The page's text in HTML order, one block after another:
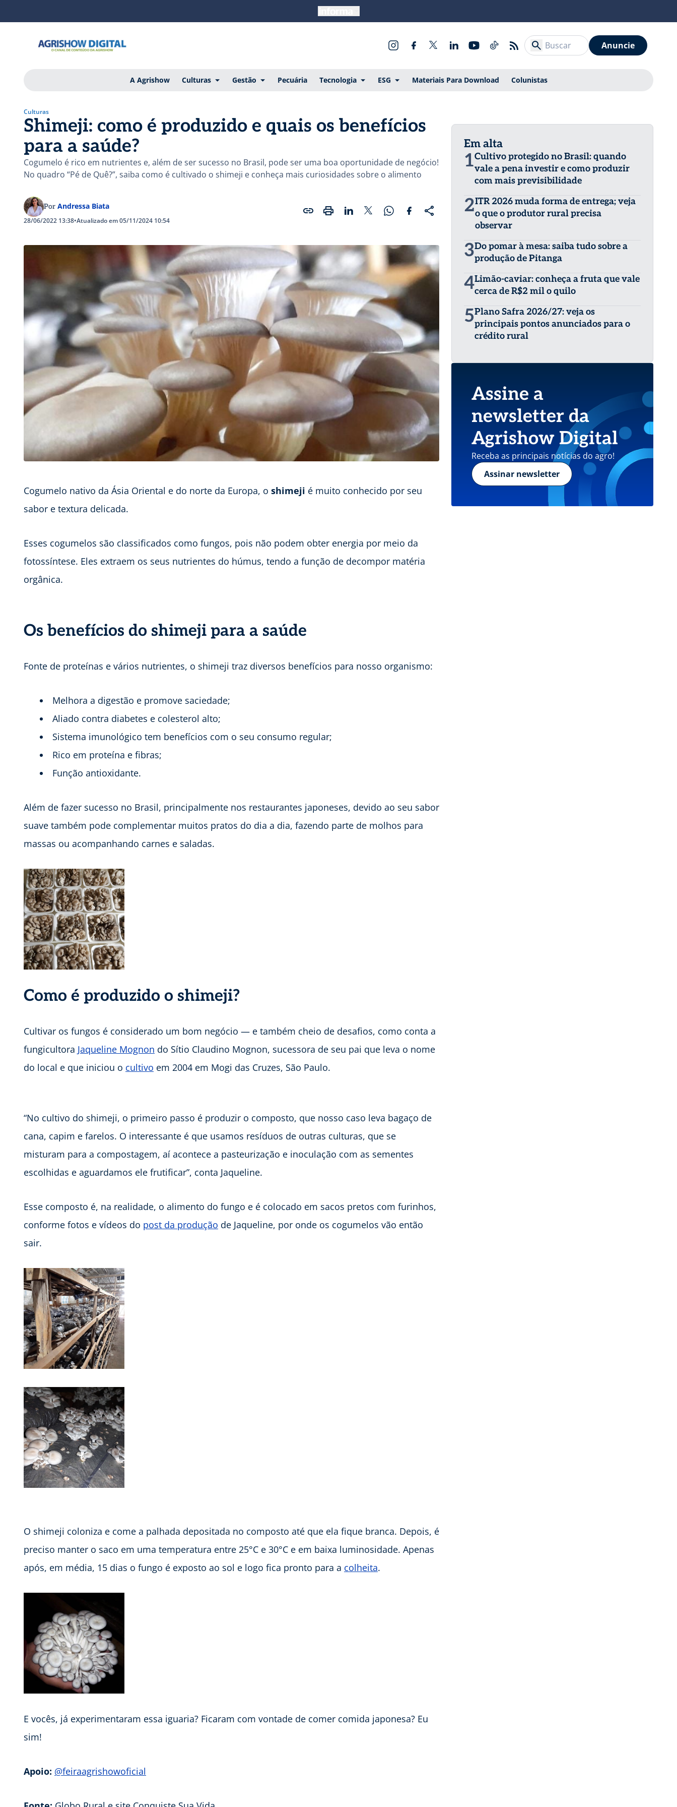
Anuncie
A Agrishow Culturas Gestão Pecuária Tecnologia ESG Materiais Para Download Colunistas
Culturas
Shimeji: como é produzido e quais os benefícios
para a saúde?
Cogumelo é rico em nutrientes e, além de ser sucesso no Brasil, pode ser uma boa oportunidade de negócio!
No quadro “Pé de Quê?”, saiba como é cultivado o shimeji e conheça mais curiosidades sobre o alimento
Por Andressa Biata
28/06/2022 13:38•Atualizado em 05/11/2024 10:54
Cogumelo nativo da Ásia Oriental e do norte da Europa, o shimeji é muito conhecido por seu
sabor e textura delicada.
Esses cogumelos são classificados como fungos, pois não podem obter energia por meio da
fotossíntese. Eles extraem os seus nutrientes do húmus, tendo a função de decompor matéria
orgânica.
Os benefícios do shimeji para a saúde
Fonte de proteínas e vários nutrientes, o shimeji traz diversos benefícios para nosso organismo:
Melhora a digestão e promove saciedade;
Aliado contra diabetes e colesterol alto;
Sistema imunológico tem benefícios com o seu consumo regular;
Rico em proteína e fibras;
Função antioxidante.
Além de fazer sucesso no Brasil, principalmente nos restaurantes japoneses, devido ao seu sabor
suave também pode complementar muitos pratos do dia a dia, fazendo parte de molhos para
massas ou acompanhando carnes e saladas.
Como é produzido o shimeji?
Cultivar os fungos é considerado um bom negócio — e também cheio de desafios, como conta a
fungicultora Jaqueline Mognon do Sítio Claudino Mognon, sucessora de seu pai que leva o nome
do local e que iniciou o cultivo em 2004 em Mogi das Cruzes, São Paulo.
“No cultivo do shimeji, o primeiro passo é produzir o composto, que nosso caso leva bagaço de
cana, capim e farelos. O interessante é que usamos resíduos de outras culturas, que se
misturam para a compostagem, aí acontece a pasteurização e inoculação com as sementes
escolhidas e aguardamos ele frutificar”, conta Jaqueline.
Esse composto é, na realidade, o alimento do fungo e é colocado em sacos pretos com furinhos,
conforme fotos e vídeos do post da produção de Jaqueline, por onde os cogumelos vão então
sair.
O shimeji coloniza e come a palhada depositada no composto até que ela fique branca. Depois, é
preciso manter o saco em uma temperatura entre 25°C e 30°C e em baixa luminosidade. Apenas
após, em média, 15 dias o fungo é exposto ao sol e logo fica pronto para a colheita.
E vocês, já experimentaram essa iguaria? Ficaram com vontade de comer comida japonesa? Eu
sim!
Apoio: @feiraagrishowoficial
Em alta
1Cultivo protegido no Brasil: quando
vale a pena investir e como produzir
com mais previsibilidade
2ITR 2026 muda forma de entrega; veja
o que o produtor rural precisa
observar
3Do pomar à mesa: saiba tudo sobre a
produção de Pitanga
4Limão-caviar: conheça a fruta que vale
cerca de R$2 mil o quilo
5Plano Safra 2026/27: veja os
principais pontos anunciados para o
crédito rural
Assine a
newsletter da
Agrishow Digital
Receba as principais notícias do agro!
Assinar newsletter